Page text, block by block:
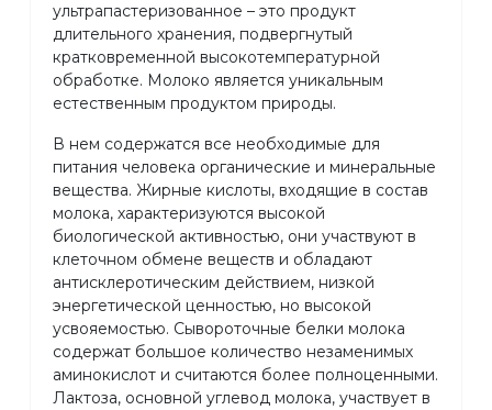
ультрапастеризованное – это продукт
длительного хранения, подвергнутый
кратковременной высокотемпературной
обработке. Молоко является уникальным
естественным продуктом природы.
В нем содержатся все необходимые для
питания человека органические и минеральные
вещества. Жирные кислоты, входящие в состав
молока, характеризуются высокой
биологической активностью, они участвуют в
клеточном обмене веществ и обладают
антисклеротическим действием, низкой
энергетической ценностью, но высокой
усвояемостью. Сывороточные белки молока
содержат большое количество незаменимых
аминокислот и считаются более полноценными.
Лактоза, основной углевод молока, участвует в